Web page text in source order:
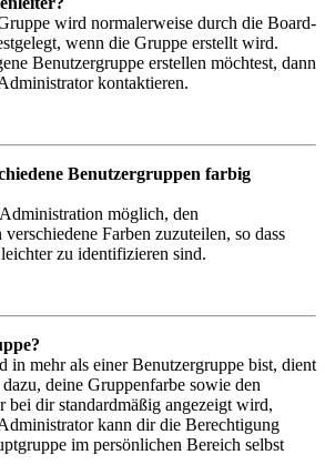
wird normalerweise durch die Board-
wenn die Gruppe erstellt wird.
Benutzergruppe erstellen möchtest, dann
kontaktieren.
Benutzergruppen farbig
möglich, den
Farben zuzuteilen, so dass
zu identifizieren sind.
in mehr als einer Benutzergruppe bist, dient
deine Gruppenfarbe sowie den
bei dir standardmäßig angezeigt wird,
kann dir die Berechtigung
im persönlichen Bereich selbst